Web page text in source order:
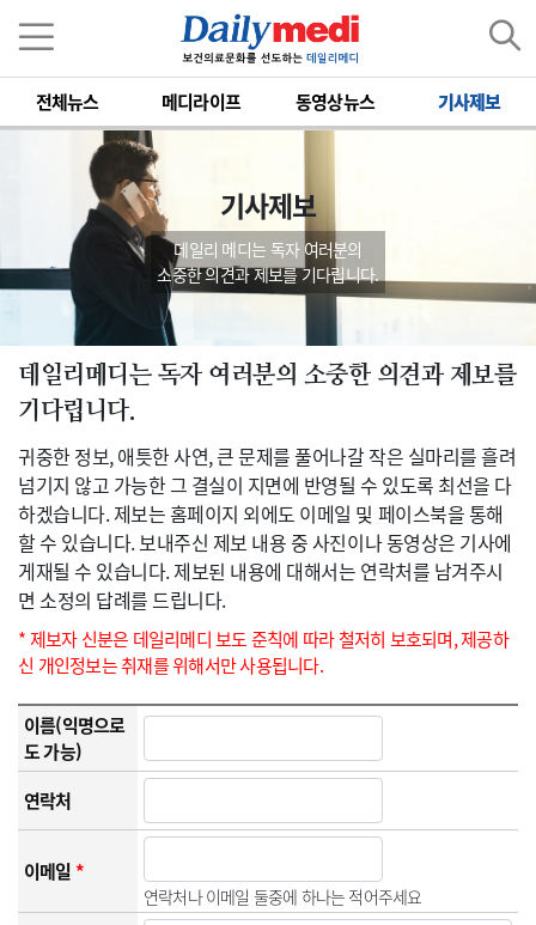
전체뉴스 메디라이프 동영상뉴스 기사제보
기사제보
데일리 메디는 독자 여러분의
소중한 의견과 제보를 기다립니다.
데일리메디는 독자 여러분의 소중한 의견과 제보를
기다립니다.
귀중한 정보, 애틋한 사연, 큰 문제를 풀어나갈 작은 실마리를 흘려
넘기지 않고 가능한 그 결실이 지면에 반영될 수 있도록 최선을 다
하겠습니다. 제보는 홈페이지 외에도 이메일 및 페이스북을 통해
할 수 있습니다. 보내주신 제보 내용 중 사진이나 동영상은 기사에
게재될 수 있습니다. 제보된 내용에 대해서는 연락처를 남겨주시
면 소정의 답례를 드립니다.
* 제보자 신분은 데일리메디 보도 준칙에 따라 철저히 보호되며, 제공하
신 개인정보는 취재를 위해서만 사용됩니다.
이름(익명으로
도 가능)
연락처
이메일*
연락처나 이메일 둘중에 하나는 적어주세요